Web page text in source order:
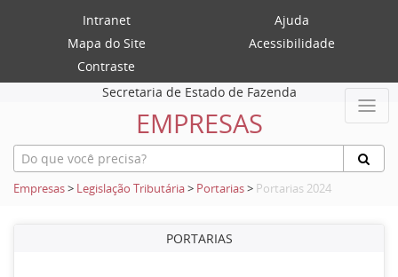
Intranet
Ajuda
Mapa do Site
Acessibilidade
Contraste
Secretaria de Estado de Fazenda
EMPRESAS
Empresas> Legislação Tributária> Portarias> Portarias 2024
PORTARIAS